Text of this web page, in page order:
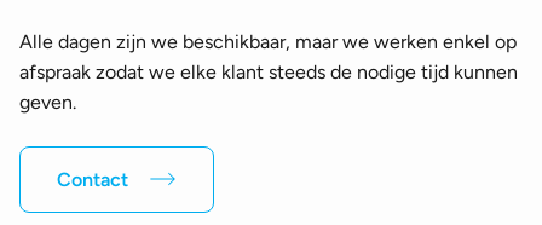
Alle dagen zijn we beschikbaar, maar we werken enkel op
afspraak zodat we elke klant steeds de nodige tijd kunnen
geven.
Contact